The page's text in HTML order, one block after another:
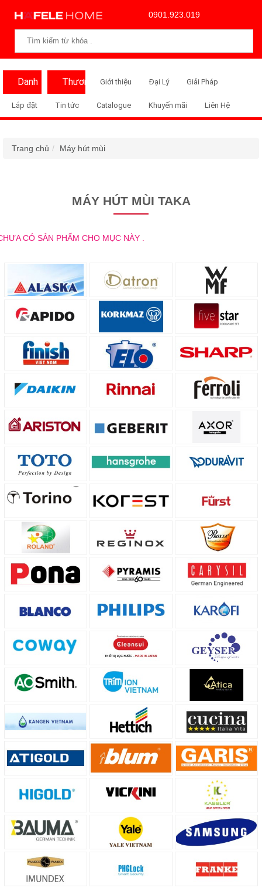
0901.923.019
Danh
Mục
Thương
Hiệu
Giới thiệu Đại Lý Giải Pháp
Lắp đặt Tin tức Catalogue Khuyến mãi Liên Hệ
Trang chủ Máy hút mùi
MÁY HÚT MÙI TAKA
CÓ SẢN PHẨM CHO MỤC NÀY .